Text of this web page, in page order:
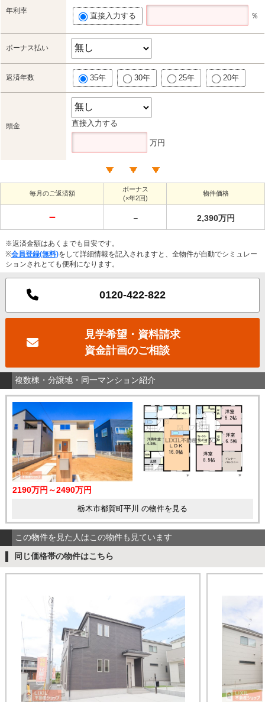
年利率
直接入力する ％
ボーナス払い
返済年数 35年 30年 25年 20年
頭金 直接入力する
万円
毎月のご返済額
ボーナス
(×年2回)
物件価格
－ － 2,390万円
※返済金額はあくまでも目安です。
※会員登録(無料)をして詳細情報を記入されますと、全物件が自動でシミュレー
ションされとても便利になります。
0120-422-822
見学希望・資料請求
資金計画のご相談
複数棟・分譲地・同一マンション紹介
2190万円～2490万円
栃木市都賀町平川 の物件を見る
この物件を見た人はこの物件も見ています
同じ価格帯の物件はこちら